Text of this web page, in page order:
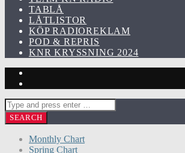
TABLÅ
LÅTLISTOR
KÖP RADIOREKLAM
POD & REPRIS
KNR KRYSSNING 2024
Monthly Chart
Spring Chart